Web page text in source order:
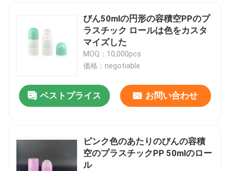
製品
会社案内
お問い合わせ
びん50mlの円形の容積空PPのプ
ラスチック ロールは色をカスタ
マイズした
MOQ：10,000pcs
価格：negotiable
ベストプライス お問い合わせ
ピンク色のあたりのびんの容積
空のプラスチックPP 50mlのロー
ル